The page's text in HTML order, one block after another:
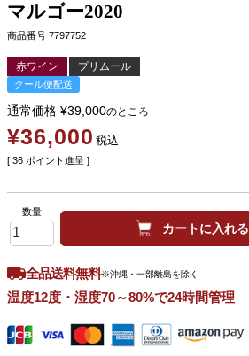
マルゴー2020
商品番号 7797752
赤ワイン プリムール
クール便配送
通常価格 ¥39,000のところ
¥36,000 税込
[ 36 ポイント進呈 ]
カートに入れる
全品送料無料※沖縄・一部離島を除く
温度12度・湿度70～80%で24時間管理